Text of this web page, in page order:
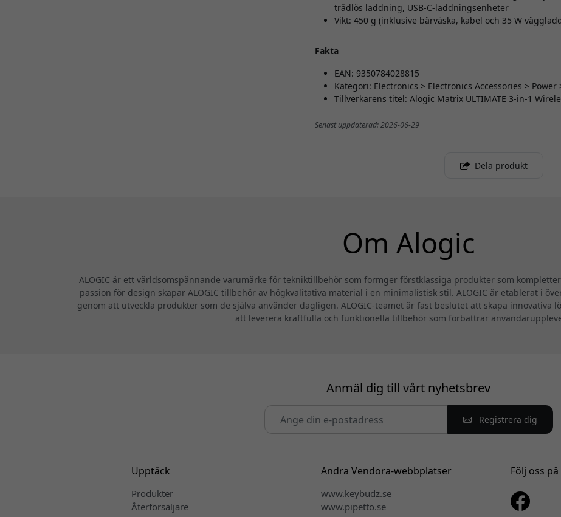
trådlös laddning, USB-C-laddningsenheter
Vikt: 450 g (inklusive bärväska, kabel och 35 W
Fakta
EAN: 9350784028815
Kategori: Electronics > Electronics Accessories >
Tillverkarens titel: Alogic Matrix ULTIMATE 3-in-1
Senast uppdaterad: 2026-06-29
Dela produkt
Om Alogic
ALOGIC är ett världsomspännande varumärke för tekniktillbehör som formger förstklassiga produkter som
passion för design skapar ALOGIC tillbehör av högkvalitativa material i en minimalistisk stil. ALOGIC är etablerat i
genom att utveckla produkter som de själva använder dagligen. ALOGIC-teamet är fast beslutet att skapa innovativa
att leverera kraftfulla och funktionella tillbehör som förbättrar
Anmäl dig till vårt nyhetsbrev
Registrera dig
Upptäck
Produkter
Återförsäljare
Andra Vendora-webbplatser
www.keybudz.se
www.pipetto.se
Följ oss på